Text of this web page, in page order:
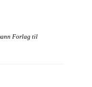
Forlag til